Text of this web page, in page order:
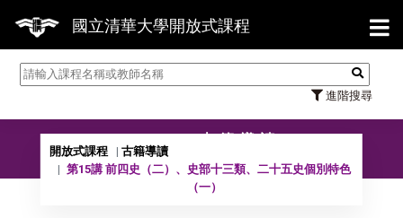
國立清華大學開放式課程
進階搜尋
【7/31】
10502 古籍導讀
開放式課程
古籍導讀
第15講 前四史（二）、史部十三類、二十五史個別特色
（一）